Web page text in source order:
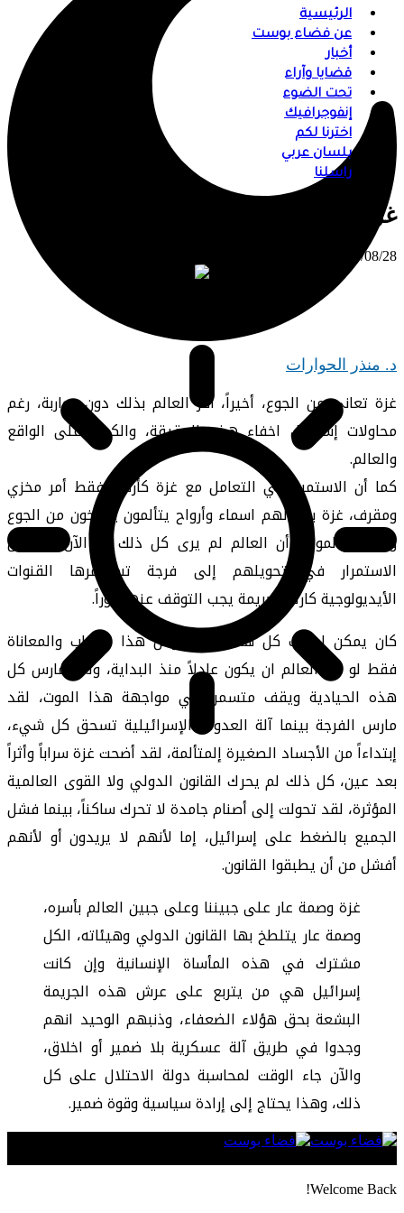
الرئيسية
عن فضاء بوست
أخبار
قضايا وآراء
تحت الضوء
إنفوجرافيك
اخترنا لكم
بلسان عربي
راسلنا
غزة تعاني من الجوع
⠀ 2025/08/28
د. منذر الحوارات
غزة تعاني من الجوع، أخيراً، أقر العالم بذلك دون مواربة، رغم
محاولات إسرائيل اخفاء هذه الحقيقة، والكذب على الواقع
والعالم.
كما أن الاستمرار في التعامل مع غزة كأرقام فقط أمر مخزي
ومقرف، غزة بشر لهم اسماء وأرواح يتألمون يصرخون من الجوع
والألم، والموجع أن العالم لم يرى كل ذلك إلا الآن، كما أن
الاستمرار في تحويلهم إلى فرجة تستثمرها القنوات
الأيديولوجية كارثة وجريمة يجب التوقف عنها فوراً.
كان يمكن إيقاف كل هذا الموت وكل هذا العذاب والمعاناة
فقط لو قرر العالم ان يكون عادلاً منذ البداية، ولم يمارس كل
هذه الحيادية ويقف متسمراً في مواجهة هذا الموت، لقد
مارس الفرجة بينما آلة العدوان الإسرائيلية تسحق كل شيء،
إبتداءاً من الأجساد الصغيرة إلمتألمة، لقد أضحت غزة سراباً وأثراً
بعد عين، كل ذلك لم يحرك القانون الدولي ولا القوى العالمية
المؤثرة، لقد تحولت إلى أصنام جامدة لا تحرك ساكناً، بينما فشل
الجميع بالضغط على إسرائيل، إما لأنهم لا يريدون أو لأنهم
أفشل من أن يطبقوا القانون.
غزة وصمة عار على جبيننا وعلى جبين العالم بأسره،
وصمة عار يتلطخ بها القانون الدولي وهيئاته، الكل
مشترك في هذه المأساة الإنسانية وإن كانت
إسرائيل هي من يتربع على عرش هذه الجريمة
البشعة بحق هؤلاء الضعفاء، وذنبهم الوحيد انهم
وجدوا في طريق آلة عسكرية بلا ضمير أو اخلاق،
والآن جاء الوقت لمحاسبة دولة الاحتلال على كل
ذلك، وهذا يحتاج إلى إرادة سياسية وقوة ضمير.
Welcome Back!